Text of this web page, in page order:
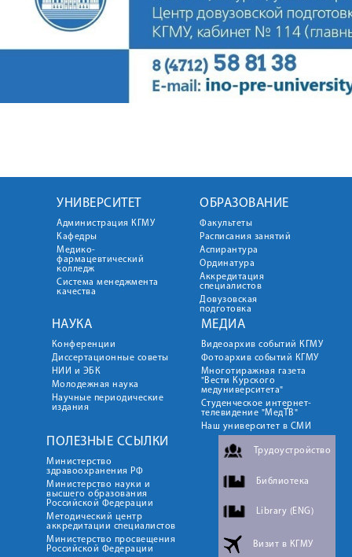
УНИВЕРСИТЕТ
Администрация КГМУ
Кафедры
Медико-
фармацевтический
колледж
Система менеджмента
качества
ОБРАЗОВАНИЕ
Факультеты
Расписания занятий
Аспирантура
Ординатура
Аккредитация
специалистов
Довузовская
подготовка
НАУКА
Конференции
Диссертационные советы
НИИ и ЭБК
Молодежная наука
Научные периодические
издания
МЕДИА
Видеоархив событий КГМУ
Фотоархив событий КГМУ
Многотиражная газета
"Вести Курского
медуниверситета"
Студенческое интернет-
телевидение "МедТВ"
Наш университет в СМИ
ПОЛЕЗНЫЕ ССЫЛКИ
Министерство
здравоохранения РФ
Министерство науки и
высшего образования
Российской Федерации
Методический центр
аккредитации специалистов
Министерство просвещения
Российской Федерации
Трудоустройство
Библиотека
Library (ENG)
Визит в КГМУ